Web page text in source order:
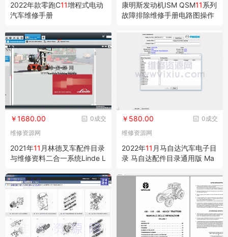
2022年款零跑C11增程式电动
汽车维修手册
康明斯发动机ISM QSM11系列
故障排除维修手册电路图操作
0成交
￥1680.00
维修资源网
2021年11 月林德叉车配件目录
与维修资料二合一系统Linde L
0成交
￥580.00
维修资源网
2022年11 月马自达汽车电子目
录 马自达配件目录通用版 Ma